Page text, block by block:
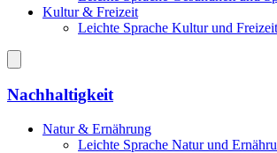
Kultur & Freizeit
Leichte Sprache Kultur und Freizeit
Nachhaltigkeit
Natur & Ernährung
Leichte Sprache Natur und